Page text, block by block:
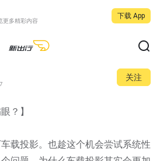
更多精彩内容
下载 App
关注
？】
载投影。也趁这个机会尝试系统性